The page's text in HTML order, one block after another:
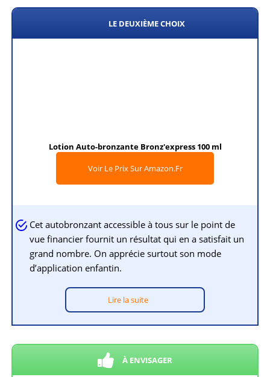
LE DEUXIÈME CHOIX
Lotion Auto-bronzante Bronz'express 100 ml
Voir Le Prix Sur Amazon.fr
Cet autobronzant accessible à tous sur le point de
vue financier fournit un résultat qui en a satisfait un
grand nombre. On apprécie surtout son mode
d’application enfantin.
Lire la suite
À ENVISAGER